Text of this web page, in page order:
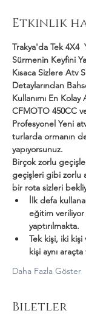
Etkinlik
Trakya'da Tek 4X4
Sürmenin Keyfini
Kısaca Sizlere Atv
Detaylarından
Kullanımı En
CFMOTO 450CC
Profesyonel Yeni
turlarda ormanın
yapıyorsunuz.
Birçok zorlu
geçişleri gibi zorlu
bir rota sizleri
İlk defa
eğitim
yaptırılmakta.
Tek kişi, iki
kişi aynı
Daha Fazla Göster
Biletler